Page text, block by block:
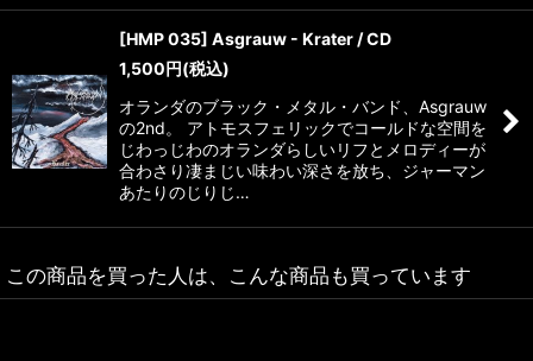
[HMP 035] Asgrauw - Krater / CD
1,500円(税込)
オランダのブラック・メタル・バンド、Asgrauw
の2nd。 アトモスフェリックでコールドな空間を
じわっじわのオランダらしいリフとメロディーが
合わさり凄まじい味わい深さを放ち、ジャーマン
あたりのじりじ…
この商品を買った人は、こんな商品も買っています